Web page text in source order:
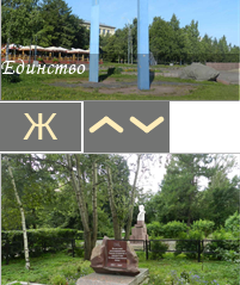
Единство
Ж